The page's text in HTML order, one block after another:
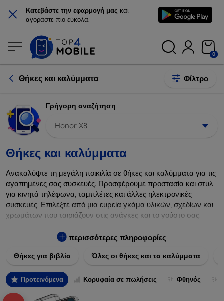
× Κατεβάστε την εφαρμογή μας και
αγοράστε πιο εύκολα.
0
Θήκες και καλύμματα Φίλτρο
Γρήγορη αναζήτηση
Honor X8
Θήκες και καλύμματα
Ανακαλύψτε τη μεγάλη ποικιλία σε θήκες και καλύμματα για τις
αγαπημένες σας συσκευές. Προσφέρουμε προστασία και στυλ
για κινητά τηλέφωνα, ταμπλέτες και άλλες ηλεκτρονικές
συσκευές. Επιλέξτε από μια ευρεία γκάμα υλικών, σχεδίων και
χρωμάτων που ταιριάζουν στις ανάγκες και το γούστο σας.
πτώσεις και άλλες φθορές, ενώ παράλληλα δίνετε ένα
και τη διάρκεια ζωής των συσκευών σας με τις κορυφαίες
περισσότερες πληροφορίες
Θήκες για βιβλία Όλες οι θήκες και τα καλύμματα
Προτεινόμενα Κορυφαία σε πωλήσεις Φθηνός